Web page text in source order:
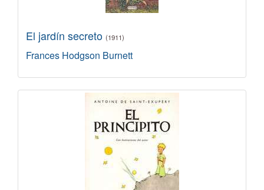
El jardín secreto (1911)
Frances Hodgson Burnett